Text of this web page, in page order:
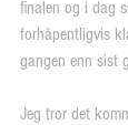
finalen og i dag
forhåpentligvis
gangen enn sist
Jeg tror det